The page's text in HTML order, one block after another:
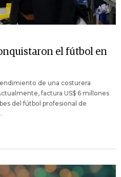
el fútbol en
de una costurera
factura US$ 6 millones
del fútbol profesional de